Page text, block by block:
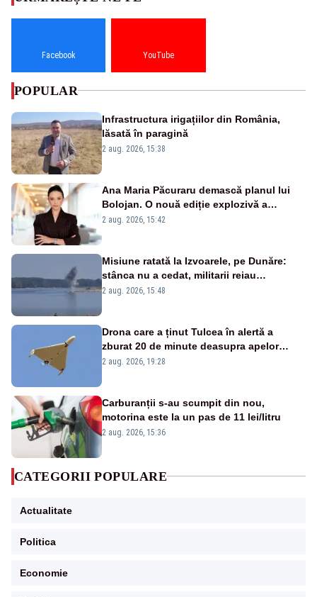
Facebook YouTube
POPULAR
Infrastructura irigațiilor din România,
lăsată în paragină
2 aug. 2026, 15:38
Ana Maria Păcuraru demască planul lui
Bolojan. O nouă ediție explozivă a
emisiunii „Miza Zilei” la Realitatea PLUS
2 aug. 2026, 15:42
Misiune ratată la Izvoarele, pe Dunăre:
stânca nu a cedat, militarii reiau
detonările luni – VIDEO
2 aug. 2026, 15:48
Drona care a ținut Tulcea în alertă a
zburat 20 de minute deasupra apelor
României. Au fost ridicate două F-16
2 aug. 2026, 19:28
Carburanții s-au scumpit din nou,
motorina este la un pas de 11 lei/litru
2 aug. 2026, 15:36
CATEGORII POPULARE
Actualitate
Politica
Economie